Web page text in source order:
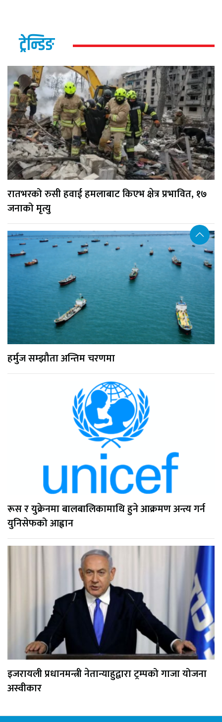
ट्रेन्डिङ
रातभरको रुसी हवाई हमलाबाट किएभ क्षेत्र प्रभावित, १७
जनाको मृत्यु
हर्मुज सम्झौता अन्तिम चरणमा
रूस र युक्रेनमा बालबालिकामाथि हुने आक्रमण अन्त्य गर्न
युनिसेफको आह्वान
इजरायली प्रधानमन्त्री नेतान्याहुद्वारा ट्रम्पको गाजा योजना
अस्वीकार